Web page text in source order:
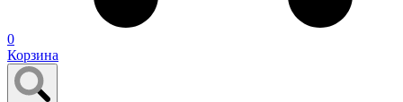
0
Корзина